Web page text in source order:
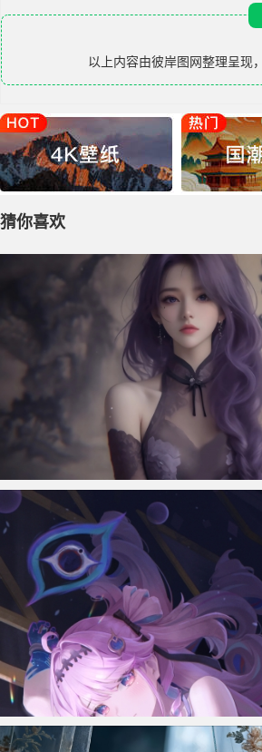
以上内容由彼岸图网 整理呈现
猜你喜欢
仙侠凌仙 紫色长卷发美女 古风古典 4K壁纸
鸣潮丹妮亚4k手机壁纸竖屏